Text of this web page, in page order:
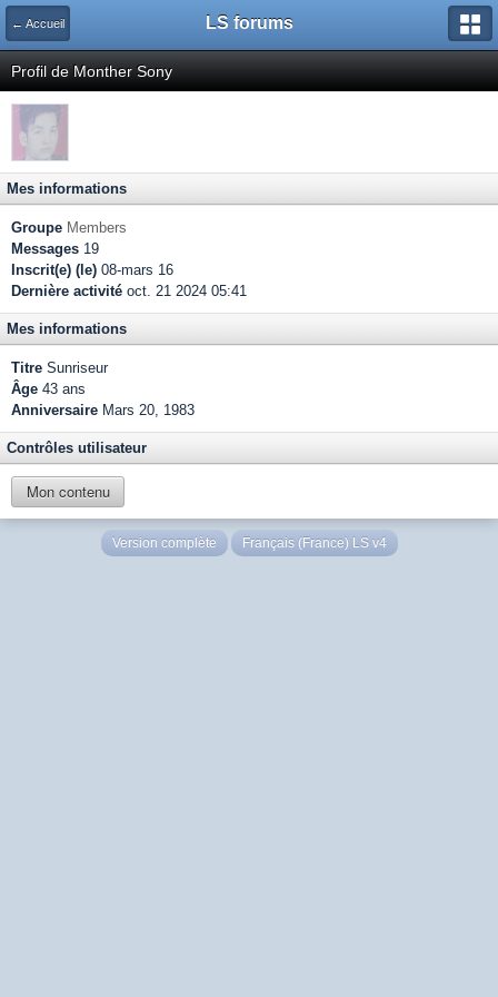
← Accueil LS forums
Profil de Monther Sony
Mes informations
Groupe Members
Messages 19
Inscrit(e) (le) 08-mars 16
Dernière activité oct. 21 2024 05:41
Mes informations
Titre Sunriseur
Âge 43 ans
Anniversaire Mars 20, 1983
Contrôles utilisateur
Mon contenu
Version complète Français (France) LS v4